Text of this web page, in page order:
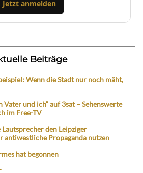
Jetzt anmelden
Beiträge
Wenn die Stadt nur noch mäht,
Vater und ich“ auf 3sat – Sehenswerte
im Free-TV
den Leipziger
antiwestliche Propaganda nutzen
hat begonnen